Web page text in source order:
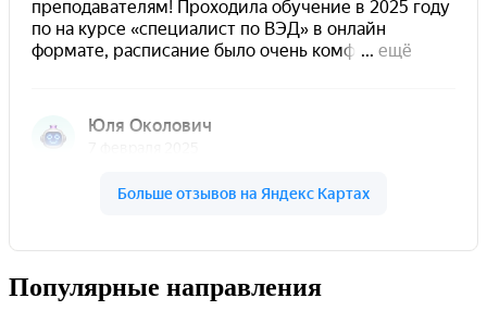
Популярные направления